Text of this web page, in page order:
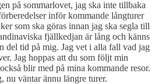
på sommarlovet, jag ska inte tillbaka
inför kommande långturer
som ska göras innan jag ska segla till
fjällkedjan är lång och känns
del tid på mig. Jag vet i alla fall vad jag
Jag hoppas att du som följt min
blir med på mina kommande resor.
nu väntar ännu längre turer.